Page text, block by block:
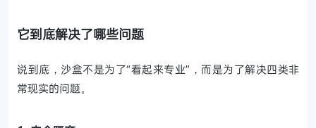
它到底解决了哪些问题
说到底，沙盒不是为了“看起来专业”，而是为了解决四类非
常现实的问题。